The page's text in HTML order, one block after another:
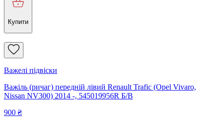
Купити
Важелі підвіски
Важіль (ричаг) передній лівий Renault Trafic (Opel Vivaro,
Nissan NV300) 2014 -, 545019956R Б/В
900 ₴